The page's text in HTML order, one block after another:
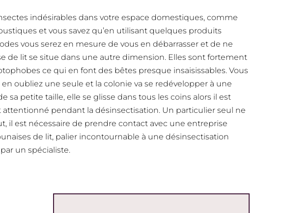
indésirables dans votre espace domestiques, comme
et vous savez qu’en utilisant quelques produits
vous serez en mesure de vous en débarrasser et de ne
de lit se situe dans une autre dimension. Elles sont fortement
ce qui en font des bêtes presque insaisissables. Vous
en oubliez une seule et la colonie va se redévelopper à une
sa petite taille, elle se glisse dans tous les coins alors il est
pendant la désinsectisation. Un particulier seul ne
il est nécessaire de prendre contact avec une entreprise
de lit, palier incontournable à une désinsectisation
un spécialiste.